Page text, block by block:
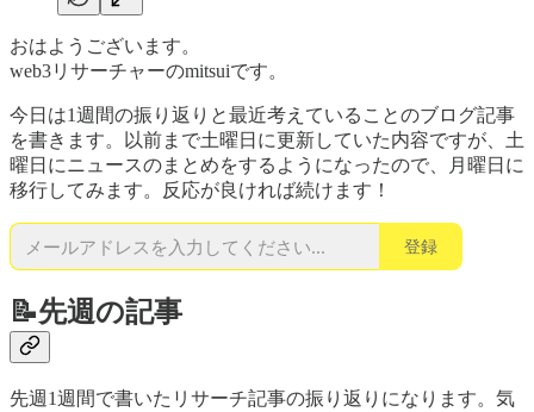
おはようございます。
web3リサーチャーのmitsuiです。
今日は1週間の振り返りと最近考えていることのブログ記事
を書きます。以前まで土曜日に更新していた内容ですが、土
曜日にニュースのまとめをするようになったので、月曜日に
移行してみます。反応が良ければ続けます！
登録
📝先週の記事
先週1週間で書いたリサーチ記事の振り返りになります。気